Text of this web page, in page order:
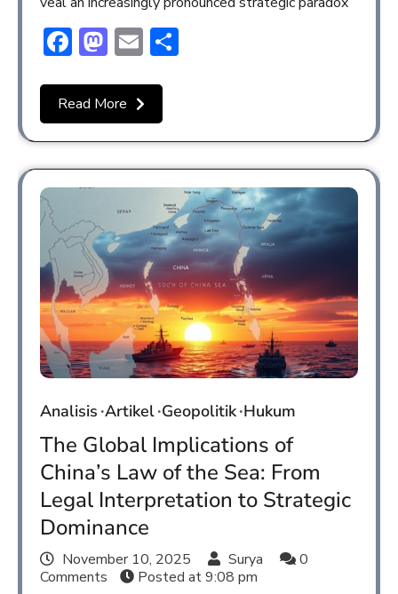
Facebook
Mastodon
Email
Read More
Analisis Artikel Geopolitik Hukum
The Global Implications of
China’s Law of the Sea: From
Legal Interpretation to Strategic
Dominance
November 10, 2025 Surya
0
Comments
Posted at9:08 pm